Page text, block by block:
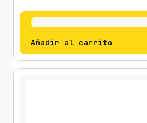
Añadir al carrito